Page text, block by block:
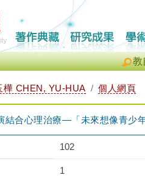
教
樺 CHEN, YU-HUA 個人網頁
結合心理治療—「未來想像青少
102
1